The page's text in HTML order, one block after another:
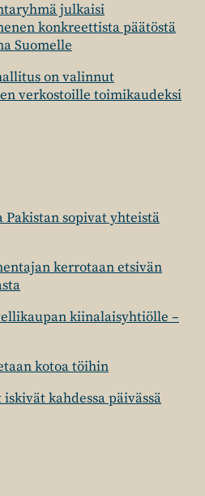
julkaisi
konkreettista päätöstä
Suomelle
on valinnut
verkostoille toimikaudeksi
sopivat yhteistä
kerrotaan etsivän
kiinalaisyhtiölle –
kotoa töihin
kahdessa päivässä